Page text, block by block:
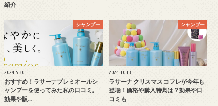
紹介
シャンプー
2024.5.30
おすすめ！ラサーナプレミオールシ
ャンプーを使ってみた私の口コミ。
効果や販…
シャンプー
2024.10.13
ラサーナ クリスマス コフレが今年も
登場！価格や購入特典は？効果や口
コミも